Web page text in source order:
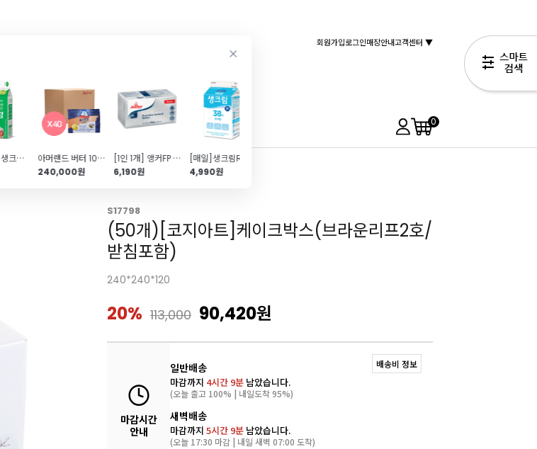
[서울우유]생크림(500ml)
아머랜드 버터 10kg(250g\/40개입\/무가염\/독일1위버터)
240,000원
[1인 1개] 앵커FP 무염버터(454g) 특가EVENT!
6,190원
4,990원
회원가입로그인매장안내고객센터 ▼
/혜택 0
S17798
(50개)[코지아트]케이크박스(브라운리프2호/
받침포함)
240*240*120
20% 113,000 90,420원
마감시간
안내
일반배송
마감까지 4시간 9분 남았습니다.
(오늘 출고 100% | 내일도착 95%)
새벽배송
마감까지 5시간 9분 남았습니다.
(오늘 17:30 마감 | 내일 새벽 07:00 도착)
배송비 정보